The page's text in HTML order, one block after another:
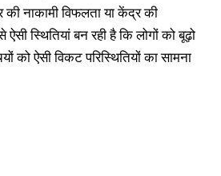
नाकामी विफलता या केंद्र की
स्थितियां बन रही है कि लोगों को बूढ़ो
को ऐसी विकट परिस्थितियों का सामना